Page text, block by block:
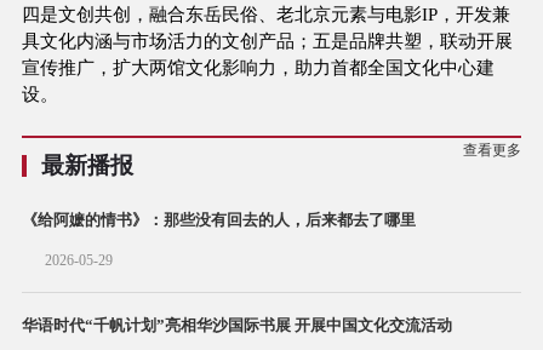
四是文创共创，融合东岳民俗、老北京元素与电影IP，开发兼
具文化内涵与市场活力的文创产品；五是品牌共塑，联动开展
宣传推广，扩大两馆文化影响力，助力首都全国文化中心建
设。
最新播报
查看更多
《给阿嬷的情书》：那些没有回去的人，后来都去了哪里
2026-05-29
华语时代“千帆计划”亮相华沙国际书展 开展中国文化交流活动